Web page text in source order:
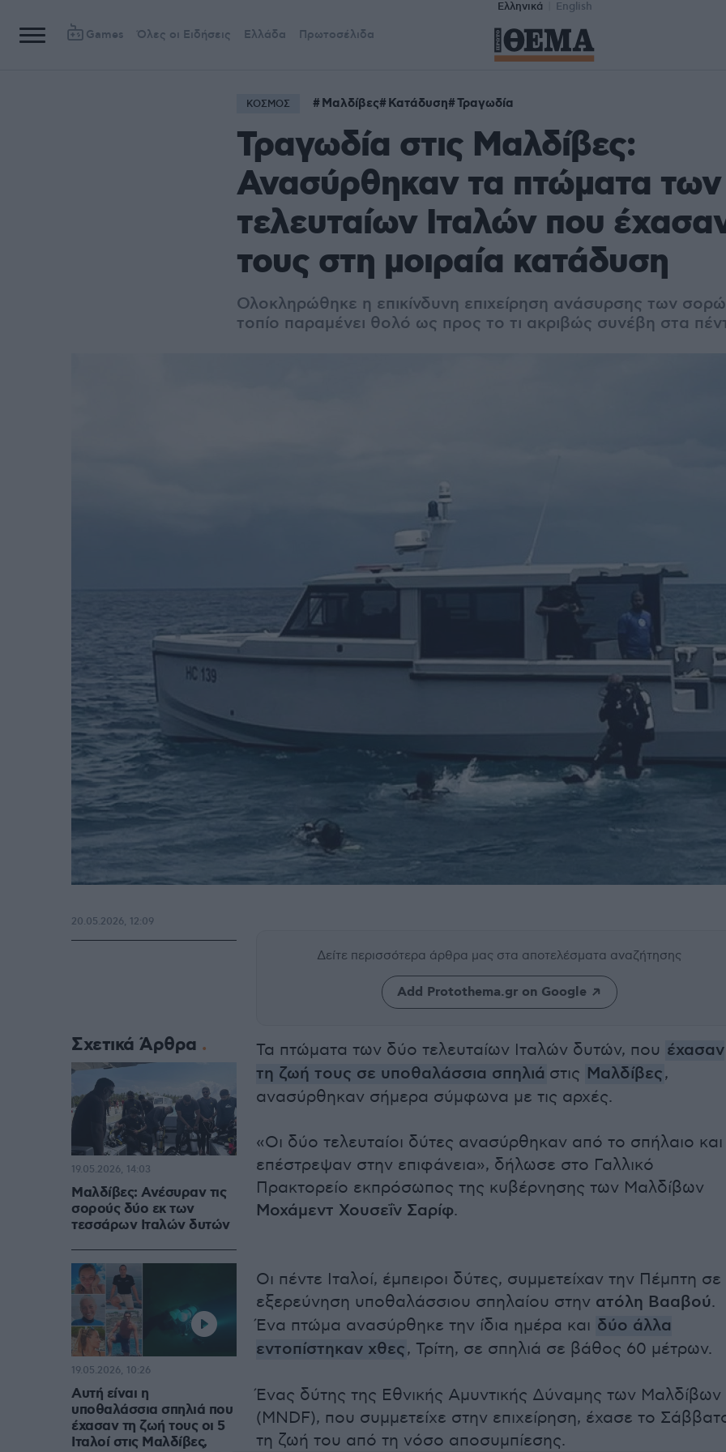
Ελληνικά English
Games Όλες οι Ειδήσεις Ελλάδα Πρωτοσέλιδα
ΚΟΣΜΟΣ Μαλδίβες Κατάδυση Τραγωδία
Τραγωδία στις Μαλδίβες:
Ανασύρθηκαν τα πτώματα
τελευταίων Ιταλών που
τους στη μοιραία κατάδυση
Ολοκληρώθηκε η επικίνδυνη επιχείρηση ανάσυρσης των
τοπίο παραμένει θολό ως προς το τι ακριβώς συνέβη στα
Δείτε περισσότερα άρθρα μας στα αποτελέσματα αναζήτησης
Add Protothema.gr on Google
Τα πτώματα των δύο τελευταίων Ιταλών δυτών, που έχασαν
τη ζωή τους σε υποθαλάσσια σπηλιά στις Μαλδίβες,
ανασύρθηκαν σήμερα σύμφωνα με τις αρχές.
«Οι δύο τελευταίοι δύτες ανασύρθηκαν από το σπήλαιο και
επέστρεψαν στην επιφάνεια», δήλωσε στο Γαλλικό
Πρακτορείο εκπρόσωπος της κυβέρνησης των Μαλδίβων
Μοχάμεντ Χουσεΐν Σαρίφ.
Οι πέντε Ιταλοί, έμπειροι δύτες, συμμετείχαν την Πέμπτη σε
εξερεύνηση υποθαλάσσιου σπηλαίου στην ατόλη Βααβού.
Ένα πτώμα ανασύρθηκε την ίδια ημέρα και δύο άλλα
εντοπίστηκαν χθες, Τρίτη, σε σπηλιά σε βάθος 60 μέτρων.
Ένας δύτης της Εθνικής Αμυντικής Δύναμης των Μαλδίβων
(MNDF), που συμμετείχε στην επιχείρηση, έχασε το
τη ζωή του από τη νόσο αποσυμπίεσης.
20.05.2026, 12:09
Σχετικά Άρθρα
Μαλδίβες: Ανέσυραν τις
σορούς δύο εκ των
τεσσάρων Ιταλών δυτών
19.05.2026, 14:03
Αυτή είναι η
υποθαλάσσια σπηλιά που
έχασαν τη ζωή τους οι 5
Ιταλοί στις Μαλδίβες,
19.05.2026, 10:26